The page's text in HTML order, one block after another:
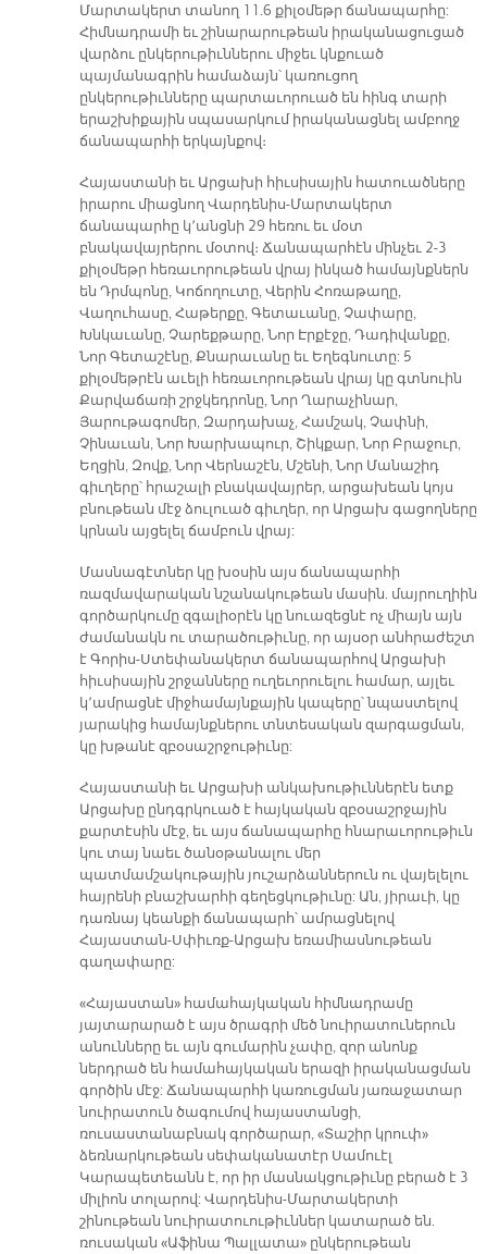
Մարտակերտ տանող 11.6 քիլօմեթր ճանապարհը:
Հիմնադրամի եւ շինարարութեան իրականացուցած
վարձու ընկերութիւններու միջեւ կնքուած
պայմանագրին համաձայն՝ կառուցող
ընկերութիւնները պարտաւորուած են հինգ տարի
երաշխիքային սպասարկում իրականացնել ամբողջ
ճանապարհի երկայնքով։
Հայաստանի եւ Արցախի հիւսիսային հատուածները
իրարու միացնող Վարդենիս-Մարտակերտ
ճանապարհը կ՚անցնի 29 հեռու եւ մօտ
բնակավայրերու մօտով։ Ճանապարհէն մինչեւ 2-3
քիլօմեթր հեռաւորութեան վրայ ինկած համայնքներն
են Դրմպոնը, Կոճողուտը, Վերին Հոռաթաղը,
Վաղուհասը, Հաթերքը, Գետաւանը, Չափարը,
Խնկաւանը, Չարեքթարը, Նոր Էրքէջը, Դադիվանքը,
Նոր Գետաշէնը, Քնարաւանը եւ Եղեգնուտը: 5
քիլօմեթրէն աւելի հեռաւորութեան վրայ կը գտնուին
Քարվաճառի շրջկեդրոնը, Նոր Ղարաչինար,
Յարութագոմեր, Զարդախաչ, Համշակ, Չափնի,
Չինաւան, Նոր Խարխապուր, Շիկքար, Նոր Բրաջուր,
Եղցին, Զովք, Նոր Վերնաշէն, Մշենի, Նոր Մանաշիդ
գիւղերը՝ հրաշալի բնակավայրեր, արցախեան կոյս
բնութեան մէջ ձուլուած գիւղեր, որ Արցախ գացողները
կրնան այցելել ճամբուն վրայ:
Մասնագէտներ կը խօսին այս ճանապարհի
ռազմավարական նշանակութեան մասին. մայրուղիին
գործարկումը զգալիօրէն կը նուազեցնէ ոչ միայն այն
ժամանակն ու տարածութիւնը, որ այսօր անհրաժեշտ
է Գորիս-Ստեփանակերտ ճանապարհով Արցախի
հիւսիսային շրջանները ուղեւորուելու համար, այլեւ
կ՚ամրացնէ միջհամայնքային կապերը՝ նպաստելով
յարակից համայնքներու տնտեսական զարգացման,
կը խթանէ զբօսաշրջութիւնը:
Հայաստանի եւ Արցախի անկախութիւններէն ետք
Արցախը ընդգրկուած է հայկական զբօսաշրջային
քարտէսին մէջ, եւ այս ճանապարհը հնարաւորութիւն
կու տայ նաեւ ծանօթանալու մեր
պատմամշակութային յուշարձաններուն ու վայելելու
հայրենի բնաշխարհի գեղեցկութիւնը: Ան, յիրաւի, կը
դառնայ կեանքի ճանապարհ՝ ամրացնելով
Հայաստան-Սփիւռք-Արցախ եռամիասնութեան
գաղափարը:
«Հայաստան» համահայկական հիմնադրամը
յայտարարած է այս ծրագրի մեծ նուիրատուներուն
անունները եւ այն գումարին չափը, զոր անոնք
ներդրած են համահայկական երազի իրականացման
գործին մէջ: Ճանապարհի կառուցման յառաջատար
նուիրատուն ծագումով հայաստանցի,
ռուսաստանաբնակ գործարար, «Տաշիր կրուփ»
ձեռնարկութեան սեփականատէր Սամուէլ
Կարապետեանն է, որ իր մասնակցութիւնը բերած է 3
միլիոն տոլարով: Վարդենիս-Մարտակերտի
շինութեան նուիրատուութիւններ կատարած են.
ռուսական «Աֆինա Պալլատա» ընկերութեան